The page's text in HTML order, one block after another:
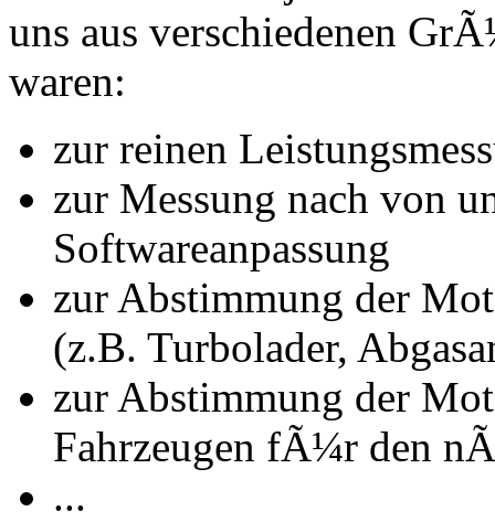
uns aus verschiedenen
waren:
zur reinen
zur Messung nach von
Softwareanpassung
zur Abstimmung der
(z.B. Turbolader,
zur Abstimmung der
Fahrzeugen fÃ¼r den
...